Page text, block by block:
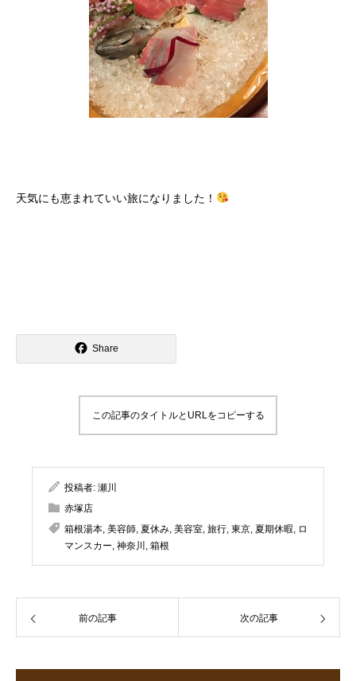
天気にも恵まれていい旅になりました！
Share
この記事のタイトルとURLをコピーする
投稿者: 瀬川
赤塚店
箱根湯本 美容師 夏休み 美容室 旅行 東京 夏期休暇
ロ
マンスカー 神奈川 箱根
前の記事 次の記事